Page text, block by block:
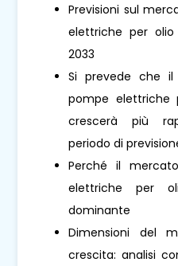
Previsioni sul
elettriche per
2033
Si prevede che
pompe elettriche
crescerà più
periodo di
Perché il
elettriche per
dominante
Dimensioni del
crescita: analisi